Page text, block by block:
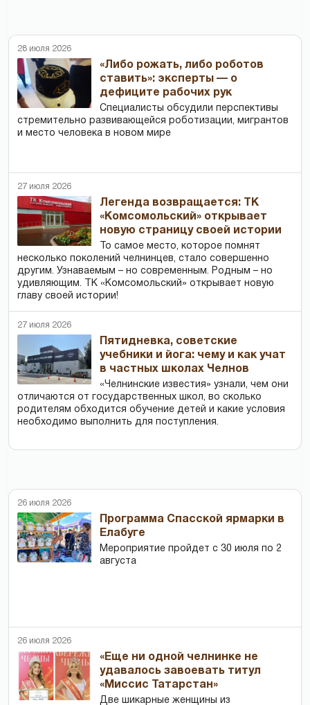
28 июля 2026
«Либо рожать, либо роботов
ставить»: эксперты — о
дефиците рабочих рук
Специалисты обсудили перспективы
стремительно развивающейся роботизации, мигрантов
и место человека в новом мире
27 июля 2026
Легенда возвращается: ТК
«Комсомольский» открывает
новую страницу своей истории
То самое место, которое помнят
несколько поколений челнинцев, стало совершенно
другим. Узнаваемым – но современным. Родным – но
удивляющим. ТК «Комсомольский» открывает новую
главу своей истории!
27 июля 2026
Пятидневка, советские
учебники и йога: чему и как учат
в частных школах Челнов
«Челнинские известия» узнали, чем они
отличаются от государственных школ, во сколько
родителям обходится обучение детей и какие условия
необходимо выполнить для поступления.
26 июля 2026
Программа Спасской ярмарки в
Елабуге
Мероприятие пройдет с 30 июля по 2
августа
26 июля 2026
«Еще ни одной челнинке не
удавалось завоевать титул
«Миссис Татарстан»
Две шикарные женщины из